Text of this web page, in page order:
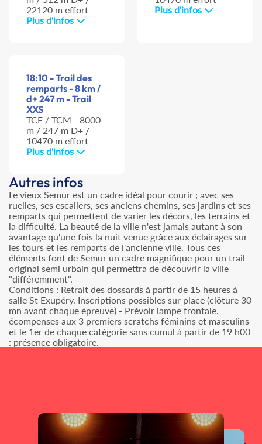
22120 m effort
Plus d'infos
Plus d'infos
18:10 - Trail des
remparts - 8 km /
d+ 247 m - Trail
XXS
TCF / TCM - 8000
m / 247 m D+ /
10470 m effort
Plus d'infos
Autres infos
Le vieux Semur est un cadre idéal pour courir ; avec ses
ruelles, ses escaliers, ses anciens chemins, ses jardins et ses
remparts qui permettent de varier les décors, les terrains et
la difficulté. La beauté de la ville n'est jamais autant à son
avantage qu'une fois la nuit venue grâce aux éclairages sur
les tours et les remparts de l'ancienne ville. Tous ces
éléments font de Semur un cadre magnifique pour un trail
original semi urbain qui permettra de découvrir la ville
"différemment".
Conditions : Retrait des dossards à partir de 15 heures à
salle St Exupéry. Inscriptions possibles sur place (clôture 30
mn avant chaque épreuve) - Prévoir lampe frontale.
écompenses aux 3 premiers scratchs féminins et masculins
et le 1er de chaque catégorie sans cumul à partir de 19 h00
: présence obligatoire.